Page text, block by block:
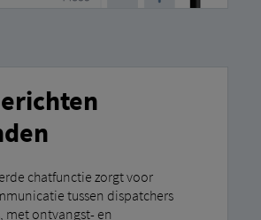
chatfunctie zorgt voor
tussen dispatchers
met ontvangst- en